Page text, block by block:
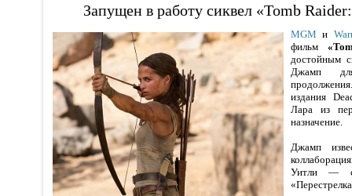
Запущен в работу сиквел «Tomb
MGM и
фильм
достойным
Джамп
издания
Лара из
назначение.
Джамп
Уитли —